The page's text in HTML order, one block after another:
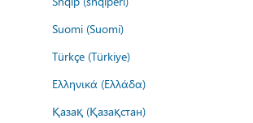
Suomi (Suomi)
Türkçe (Türkiye)
Ελληνικά (Ελλάδα)
Қазақ (Қазақстан)